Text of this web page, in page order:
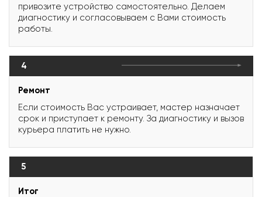
привозите устройство самостоятельно. Делаем
диагностику и согласовываем с Вами стоимость
работы.
4
Ремонт
Если стоимость Вас устраивает, мастер назначает
срок и приступает к ремонту. За диагностику и вызов
курьера платить не нужно.
5
Итог